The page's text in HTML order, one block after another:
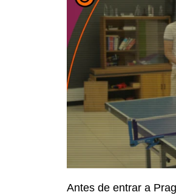
Antes de entrar a